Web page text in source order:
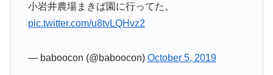
小岩井農場まきば園に行ってた。
pic.twitter.com/u8tvLQHvz2
— baboocon (@baboocon) October 5, 2019